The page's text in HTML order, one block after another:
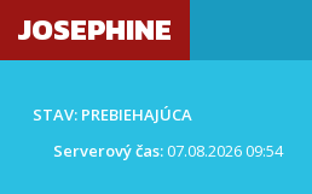
JOSEPHINE
STAV: PREBIEHAJÚCA
Serverový čas:07.08.2026 09:54